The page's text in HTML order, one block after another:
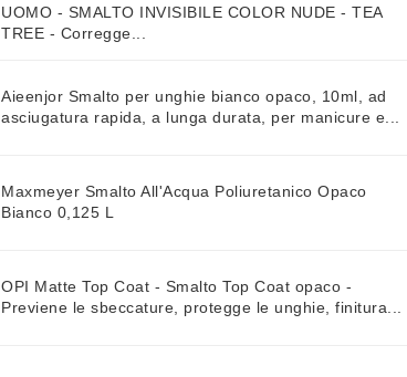
UOMO - SMALTO INVISIBILE COLOR NUDE - TEA
TREE - Corregge...
Aieenjor Smalto per unghie bianco opaco, 10ml, ad
asciugatura rapida, a lunga durata, per manicure e...
Maxmeyer Smalto All'Acqua Poliuretanico Opaco
Bianco 0,125 L
OPI Matte Top Coat - Smalto Top Coat opaco -
Previene le sbeccature, protegge le unghie, finitura...